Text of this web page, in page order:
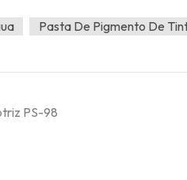
Pasta De Pigmento De
PS-98